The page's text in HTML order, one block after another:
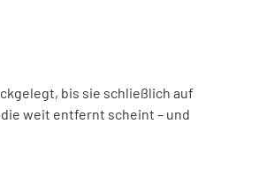
bis sie schließlich auf
weit entfernt scheint – und